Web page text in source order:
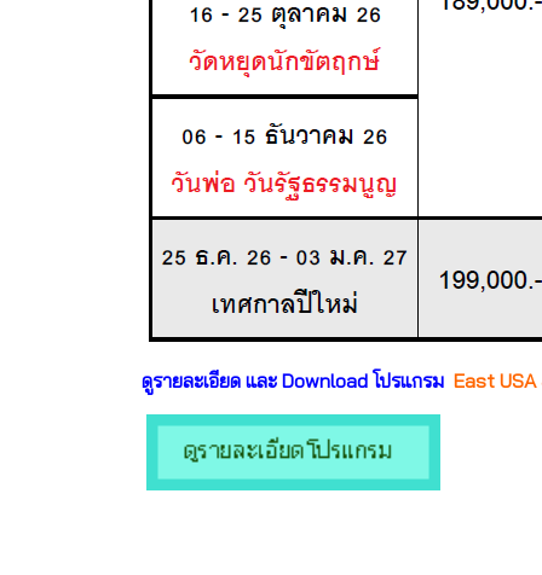
ดูรายละเอียด และ Download โปรแกรม East USA